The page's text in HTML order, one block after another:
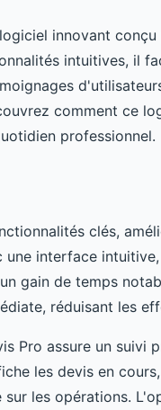
innovant
intuitives, il
comment ce
professionnel.
clés,
une interface
gain de temps
réduisant les
Pro assure un suivi
les devis en
les opérations.